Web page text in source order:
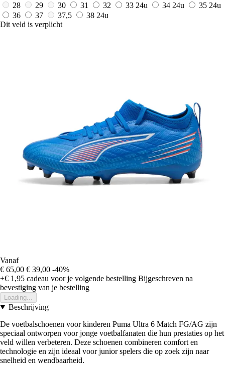
28
29 30 31 32 33 24u 34 24u 35 24u
36
37 37,5 38 24u
Dit veld is verplicht
Vanaf
€ 65,00 € 39,00 -40%
+€ 1,95 cadeau voor je volgende bestelling Bijgeschreven na
bevestiging van je bestelling
Loading...
Beschrijving
De voetbalschoenen voor kinderen Puma Ultra 6 Match FG/AG zijn
speciaal ontworpen voor jonge voetbalfanaten die hun prestaties op het
veld willen verbeteren. Deze schoenen combineren comfort en
technologie en zijn ideaal voor junior spelers die op zoek zijn naar
snelheid en wendbaarheid.